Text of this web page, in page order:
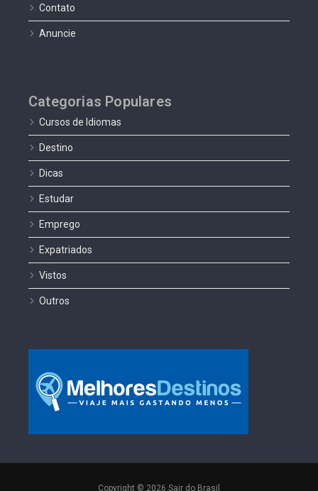
Contato
Anuncie
Categorias Populares
Cursos de Idiomas
Destino
Dicas
Estudar
Emprego
Expatriados
Vistos
Outros
Copyright © 2026 Sair do Brasil